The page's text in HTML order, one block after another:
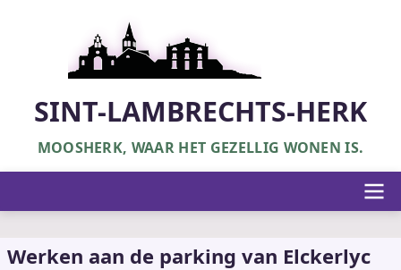
SINT-LAMBRECHTS-HERK
MOOSHERK, WAAR HET GEZELLIG WONEN IS.
Werken aan de parking van Elckerlyc